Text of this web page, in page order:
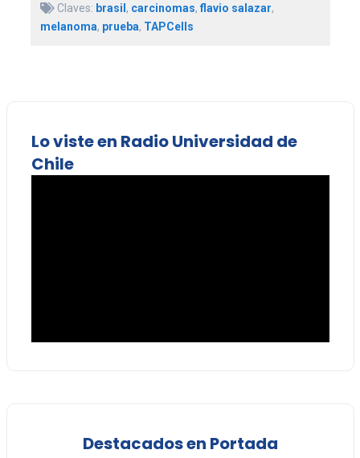
Claves: brasil, carcinomas,flavio salazar,
melanoma, prueba, TAPCells
Lo viste en Radio Universidad de
Chile
Destacados en Portada